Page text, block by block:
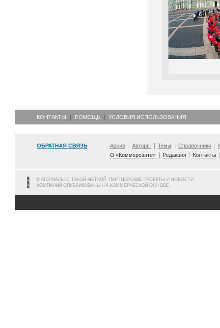
КОНТАКТЫ ПОМОЩЬ УСЛОВИЯ ИСПОЛЬЗОВАНИЯ
ОБРАТНАЯ СВЯЗЬ Архив Авторы Темы Справочники
О «Коммерсанте»
Редакция Контакты
МАТЕРИАЛЫ С ТАКОЙ МЕТКОЙ, ПАРТНЕРСКИЕ ПРОЕКТЫ И НОВОСТИ
КОМПАНИЙ ОПУБЛИКОВАНЫ НА КОММЕРЧЕСКОЙ ОСНОВЕ